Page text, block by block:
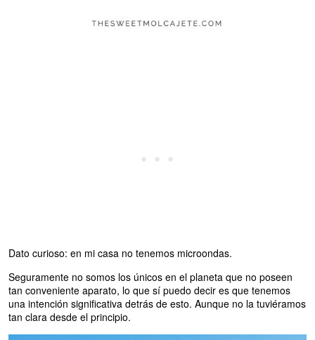
Dato curioso: en mi casa no tenemos microondas.
Seguramente no somos los únicos en el planeta que no poseen
tan conveniente aparato, lo que sí puedo decir es que tenemos
una intención significativa detrás de esto. Aunque no la tuviéramos
tan clara desde el principio.